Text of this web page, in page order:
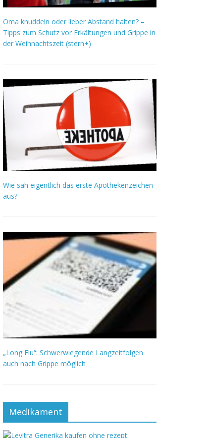
Oma knuddeln oder lieber Abstand halten? –
Tipps zum Schutz vor Erkältungen und Grippe in
der Weihnachtszeit (stern+)
Wie sah eigentlich das erste Apothekenzeichen
aus?
„Long Flu“: Schwerwiegende Langzeitfolgen
auch nach Grippe möglich
Medikament